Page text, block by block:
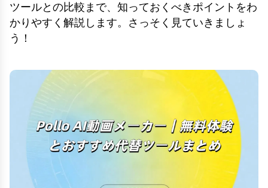
ツールとの比較まで、知っておくべきポイントをわ
かりやすく解説します。さっそく見ていきましょ
う！